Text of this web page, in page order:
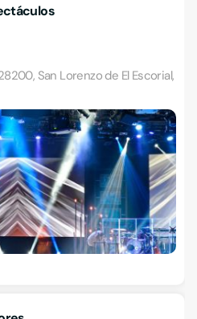
San Lorenzo de El Escorial,